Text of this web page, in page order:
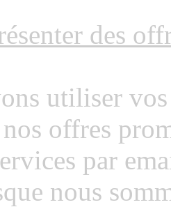
des
utiliser
offres
par
nous